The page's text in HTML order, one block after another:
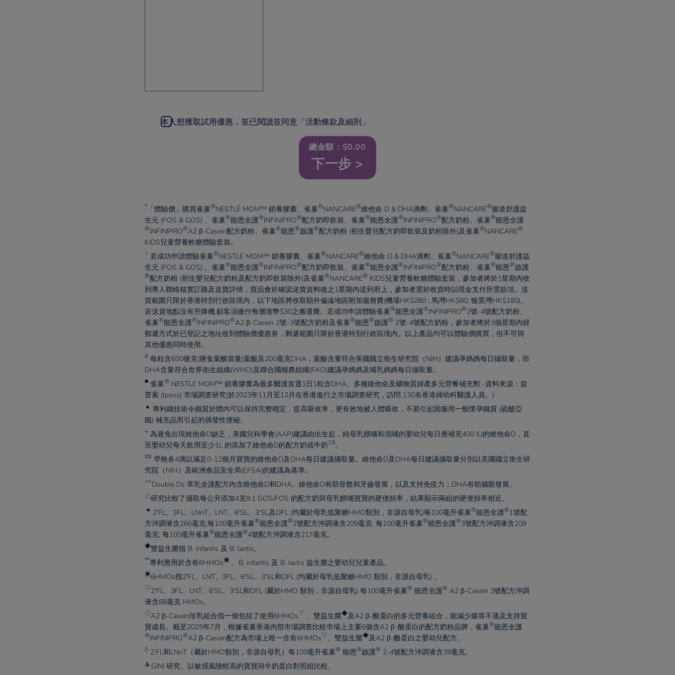
本人想獲取試用優惠，並已閱讀並同意「活動條款及細則」
總金額：$0.00
下一步 >
* 「體驗價」購買雀巢®NESTLÉ MOM™ 鎖養膠囊、 雀巢®NANCARE®維他命 D & DHA滴劑、 雀巢®NANCARE®腸道舒護益
生元 (FOS & GOS) 、 雀巢®能恩全護®INFINIPRO®配方奶即飲裝、 雀巢®能恩全護®INFINIPRO®配方奶粉、 雀巢®能恩全護
®INFINIPRO®A2 β-Casein配方奶粉、 雀巢®能恩®啟護®配方奶粉 (初生嬰兒配方奶即飲裝及奶粉除外)及雀巢®NANCARE®
KIDS兒童營養軟糖體驗套裝。​
^ 若成功申請體驗雀巢®NESTLÉ MOM™ 鎖養膠囊、 雀巢®NANCARE®維他命 D & DHA滴劑、 雀巢®NANCARE®腸道舒護益
生元 (FOS & GOS) 、 雀巢®能恩全護®INFINIPRO®配方奶即飲裝、 雀巢®能恩全護®INFINIPRO®配方奶粉、 雀巢®能恩®啟護
®配方奶粉 (初生嬰兒配方奶粉及配方奶即飲裝除外)及雀巢®NANCARE® KIDS兒童營養軟糖體驗套裝，參加者將於1星期內收
到專人聯絡核實訂購及送貨詳情，貨品會於確認送貨資料後之1星期內送到府上，參加者需於收貨時以現金支付所需款項。送
貨範圍只限於香港特別行政區境內，以下地區將收取額外偏遠地區附加服務費(機場HK$280 ; 馬灣HK$80; 愉景灣HK$180)。
若送貨地點沒有升降機,顧客須繳付每層港幣$30之搬運費。若成功申請體驗雀巢®能恩全護®INFINIPRO®2號-4號配方奶粉、
雀巢®能恩全護®INFINIPRO®A2 β-Casein 2號-3號配方奶粉及雀巢®能恩®啟護® 2號-4號配方奶粉，參加者將於3個星期內經
郵遞方式於已登記之地址收到體驗價優惠劵，郵遞範圍只限於香港特別行政區境內。以上產品均可以體驗價購買，但不可與
其他優惠同時使用。​
# 每粒含600微克(膳食葉酸當量)葉酸及200毫克DHA，葉酸含量符合美國國立衛生研究院（NIH）建議孕媽媽每日攝取量，而
DHA含量符合世界衛生組織(WHO)及聯合國糧農組織(FAO)建議孕媽媽及哺乳媽媽每日攝取量。​
■ 雀巢® NESTLE MOM™ 鎖養膠囊為最多醫護首選1日1粒含DHA、多種維他命及礦物質婦產多元營餐補充劑 -資料來源：益
普索 (lpsos) 市場調查研究(於2023年11月至12月在香港進行之市場調查研究，訪問 130名香港婦幼科醫護人員。)​
▲ 專利鐵技術令鐵質於體內可以保持完整穩定，提高吸收率，更有效地被人體吸收，不易引起因服用一般懷孕鐵質 (硫酸亞
鐵) 補充品而引起的偶發性便秘。​
+ 為避免出現維他命D缺乏，美國兒科學會(AAP)建議由出生起，純母乳餵哺和混哺的嬰幼兒每日應補充400 IU的維他命D，直
至嬰幼兒每天飲用至少1L 的添加了維他命D的配方奶或牛奶19。​
## 早晚各4滴以滿足0-12個月寶寶的維他命D及DHA每日建議攝取量。維他命D及DHA每日建議攝取量分別以美國國立衛生研
究院（NIH）及歐洲食品安全局(EFSA)的建議為基準。​
^^Double Ds 萃乳全護配方內含維他命D和DHA。維他命D有助骨骼和牙齒發展，以及支持免疫力；DHA有助腦眼發展。​
△研究比較了攝取每公升添加4克9:1 GOS/FOS 的配方奶與母乳餵哺寶寶的硬便頻率，結果顯示兩組的硬便頻率相近。​
◄ 2'FL、3FL、LNnT、LNT、6'SL、3'SL及DFL (均屬於母乳低聚糖HMO類別，非源自母乳)每100毫升雀巢®能恩全護®1號配
方沖調液含266毫克;每100毫升雀巢®能恩全護®2號配方沖調液含209毫克; 每100毫升雀巢®能恩全護®3號配方沖調液含209
毫克; 每100毫升雀巢®能恩全護®4號配方沖調液含217毫克。​
◆雙益生菌指 B. infantis 及 B. lactis。​
**專利應用於含有6HMOs▣ 、B. infantis 及 B. lactis 益生菌之嬰幼兒兒童產品。​
▣6HMOs指2'FL、LNT、3FL、6'SL、3'SL和DFL (均屬於母乳低聚糖HMO 類別，非源自母乳) 。​
▽2'FL、3FL、LNT、6'SL、3'SL和DFL (屬於HMO 類別，非源自母乳) 每100毫升雀巢® 能恩全護® A2 β-Casein 3號配方沖調
液含88毫克 HMOs。​
◇A2 β-Casein珍乳組合指一個包括了使用6HMOs▽ 、雙益生菌◆及A2 β-酪蛋白的多元營養組合，能減少腸胃不適及支持寶
寶成長。截至2025年7月，根據雀巢香港內部市場調查比較市場上主要6個含A2 β-酪蛋白的配方奶粉品牌， 雀巢®能恩全護
®INFINIPRO®A2 β-Casein配方為市場上唯一含有6HMOs▽、雙益生菌◆及A2 β-酪蛋白之嬰幼兒配方。​
◊ 2'FL和LNnT（屬於HMO類別，非源自母乳）每100毫升雀巢® 能恩®啟護® 2-4號配方沖調液含39毫克。​
◮ GINI 研究。以敏感風險較高的寶寶與牛奶蛋白對照組比較。​